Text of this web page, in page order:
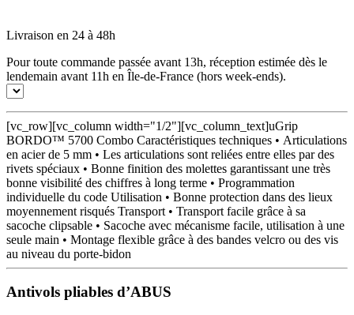
Livraison en 24 à 48h
Pour toute commande passée avant 13h, réception estimée dès le
lendemain avant 11h en Île-de-France (hors week-ends).
[vc_row][vc_column width="1/2"][vc_column_text]uGrip
BORDO™ 5700 Combo Caractéristiques techniques • Articulations
en acier de 5 mm • Les articulations sont reliées entre elles par des
rivets spéciaux • Bonne finition des molettes garantissant une très
bonne visibilité des chiffres à long terme • Programmation
individuelle du code Utilisation • Bonne protection dans des lieux
moyennement risqués Transport • Transport facile grâce à sa
sacoche clipsable • Sacoche avec mécanisme facile, utilisation à une
seule main • Montage flexible grâce à des bandes velcro ou des vis
Antivols pliables d’ABUS